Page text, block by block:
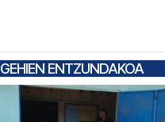
GEHIEN ENTZUNDAKOA